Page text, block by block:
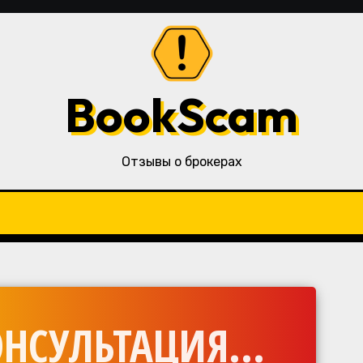
BookScam
Отзывы о брокерах